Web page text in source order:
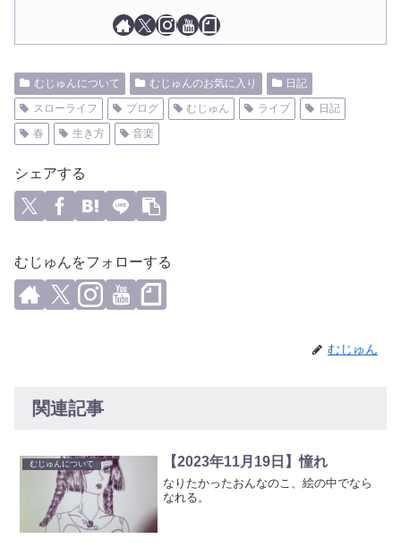
むじゅんについて むじゅんのお気に入り
日記
スローライフ
ブログ むじゅん ライブ
日記
春
生き方 音楽
シェアする
むじゅんをフォローする
むじゅん
関連記事
むじゅんについて 【2023年11月19日】憧れ
なりたかったおんなのこ、絵の中でなら
なれる。